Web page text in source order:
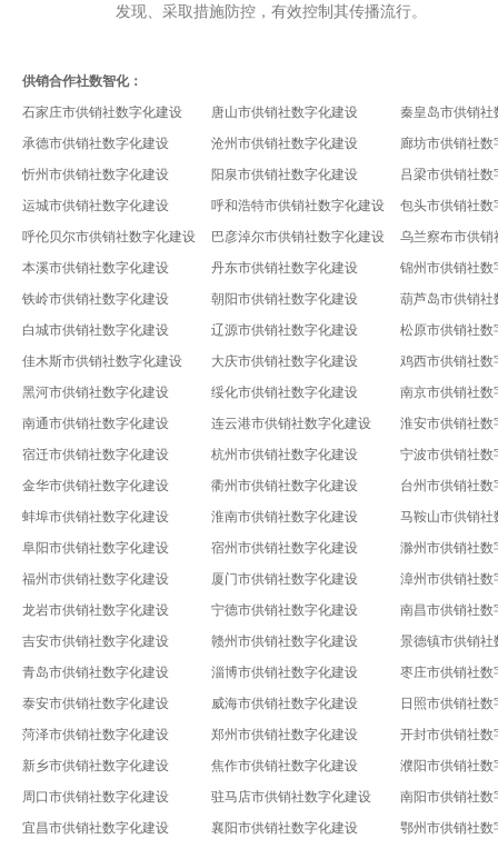
发现、采取措施防控，有效控制其传播流行。
供销合作社数智化：
石家庄市供销社数字化建设
唐山市供销社数字化建设
秦皇岛市供销社
承德市供销社数字化建设
沧州市供销社数字化建设
廊坊市供销社数
忻州市供销社数字化建设
阳泉市供销社数字化建设
吕梁市供销社数
运城市供销社数字化建设
呼和浩特市供销社数字化建设
包头市供销社数
呼伦贝尔市供销社数字化建设
巴彦淖尔市供销社数字化建设
乌兰察布市供销
本溪市供销社数字化建设
丹东市供销社数字化建设
锦州市供销社数
铁岭市供销社数字化建设
朝阳市供销社数字化建设
葫芦岛市供销社
白城市供销社数字化建设
辽源市供销社数字化建设
松原市供销社数
佳木斯市供销社数字化建设
大庆市供销社数字化建设
鸡西市供销社数
黑河市供销社数字化建设
绥化市供销社数字化建设
南京市供销社数
南通市供销社数字化建设
连云港市供销社数字化建设
淮安市供销社数
宿迁市供销社数字化建设
杭州市供销社数字化建设
宁波市供销社数
金华市供销社数字化建设
衢州市供销社数字化建设
台州市供销社数
蚌埠市供销社数字化建设
淮南市供销社数字化建设
马鞍山市供销社
阜阳市供销社数字化建设
宿州市供销社数字化建设
滁州市供销社数
福州市供销社数字化建设
厦门市供销社数字化建设
漳州市供销社数
龙岩市供销社数字化建设
宁德市供销社数字化建设
南昌市供销社数
吉安市供销社数字化建设
赣州市供销社数字化建设
景德镇市供销社
青岛市供销社数字化建设
淄博市供销社数字化建设
枣庄市供销社数
泰安市供销社数字化建设
威海市供销社数字化建设
日照市供销社数
菏泽市供销社数字化建设
郑州市供销社数字化建设
开封市供销社数
新乡市供销社数字化建设
焦作市供销社数字化建设
濮阳市供销社数
周口市供销社数字化建设
驻马店市供销社数字化建设
南阳市供销社数
宜昌市供销社数字化建设
襄阳市供销社数字化建设
鄂州市供销社数